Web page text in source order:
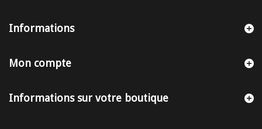
Informations
Mon compte
Informations sur votre boutique